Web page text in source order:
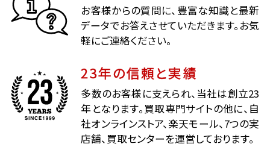
お客様からの質問に、豊富な知識と最新
データでお答えさせていただきます。お気
軽にご連絡ください。
23年の信頼と実績
多数のお客様に支えられ、当社は創立23
年となります。買取専門サイトの他に、自
社オンラインストア、楽天モール、7つの実
店舗、買取センターを運営しております。